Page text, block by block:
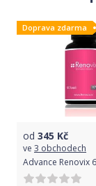
Doprava zdarma
od 345 Kč
ve 3 obchodech
Advance Renovix